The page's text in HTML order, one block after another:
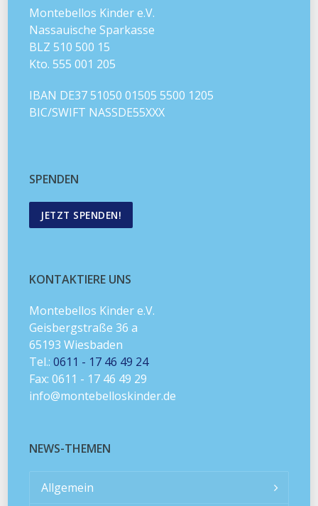
Montebellos Kinder e.V.
Nassauische Sparkasse
BLZ 510 500 15
Kto. 555 001 205
IBAN DE37 51050 01505 5500 1205
BIC/SWIFT NASSDE55XXX
SPENDEN
JETZT SPENDEN!
KONTAKTIERE UNS
Montebellos Kinder e.V.
Geisbergstraße 36 a
65193 Wiesbaden
Tel.:0611 - 17 46 49 24
Fax: 0611 - 17 46 49 29
info@montebelloskinder.de
NEWS-THEMEN
Allgemein